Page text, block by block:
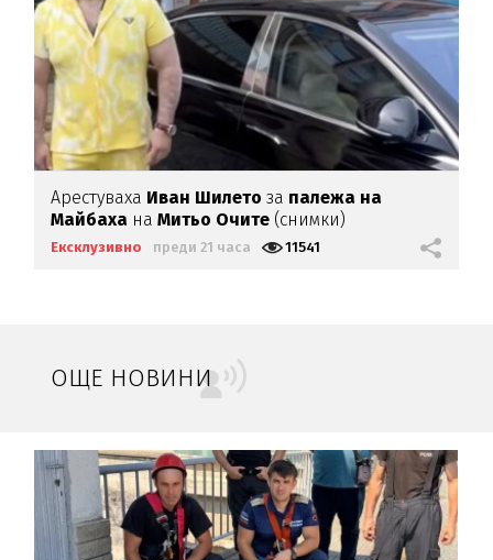
Арестуваха Иван Шилетоза палежа на
Майбаха наМитьо Очите (снимки)
Ексклузивно преди 21 часа 11541
ОЩЕ НОВИНИ